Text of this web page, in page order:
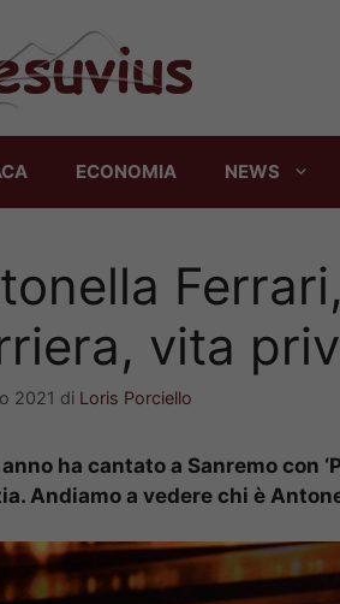
ECONOMIA NEWS
vita
2021 di Loris Porciello
ha cantato a Sanremo con
Andiamo a vedere chi è